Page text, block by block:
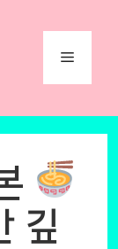
Menu
깊